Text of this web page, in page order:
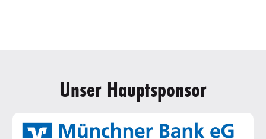
Unser Hauptsponsor